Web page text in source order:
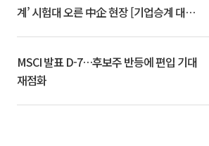
계’ 시험대 오른 中企 현장 [기업승계 대전
MSCI 발표 D-7…후보주 반등에 편입 기대
재점화